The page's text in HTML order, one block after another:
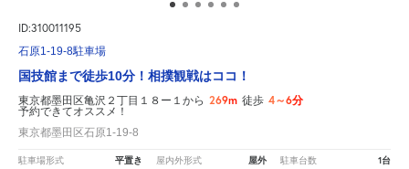
ID:310011195
石原1-19-8駐車場
国技館まで徒歩10分！相撲観戦はココ！
東京都墨田区亀沢２丁目１８ー１から 269m 徒歩 4～6分
予約できてオススメ！
東京都墨田区石原1-19-8
駐車場形式 平置き 屋内外形式 屋外 駐車台数 1台